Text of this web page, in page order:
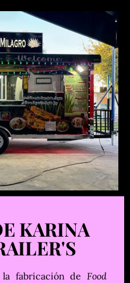
KARINA
la fabricación de Food